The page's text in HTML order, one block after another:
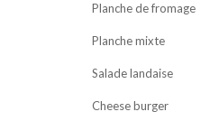
Planche de fromage
Planche mixte
Salade landaise
Cheese burger